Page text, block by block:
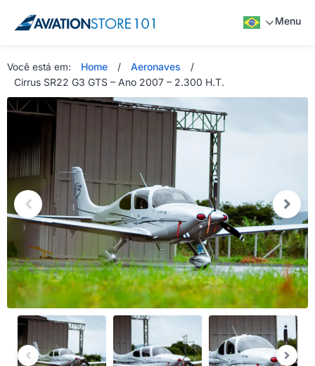
Menu
Você está em: Home / Aeronaves
/
Cirrus SR22 G3 GTS – Ano 2007 – 2.300 H.T.